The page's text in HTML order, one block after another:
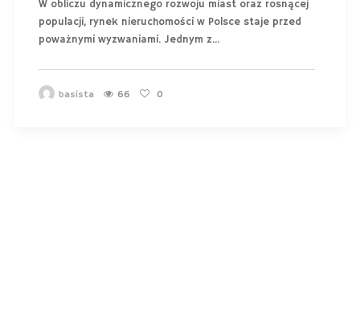
W obliczu dynamicznego rozwoju miast oraz rosnącej
populacji, rynek nieruchomości w Polsce staje przed
poważnymi wyzwaniami. Jednym z...
basista 66 0